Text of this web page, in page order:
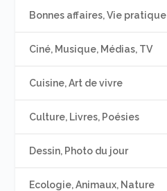
Bonnes affaires, Vie pratique
Ciné, Musique, Médias, TV
Cuisine, Art de vivre
Culture, Livres, Poésies
Dessin, Photo du jour
Ecologie, Animaux, Nature